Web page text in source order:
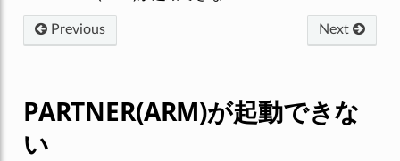
Previous Next
PARTNER(ARM)が起動できな
い